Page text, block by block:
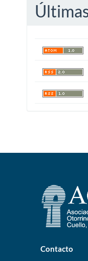
Contacto